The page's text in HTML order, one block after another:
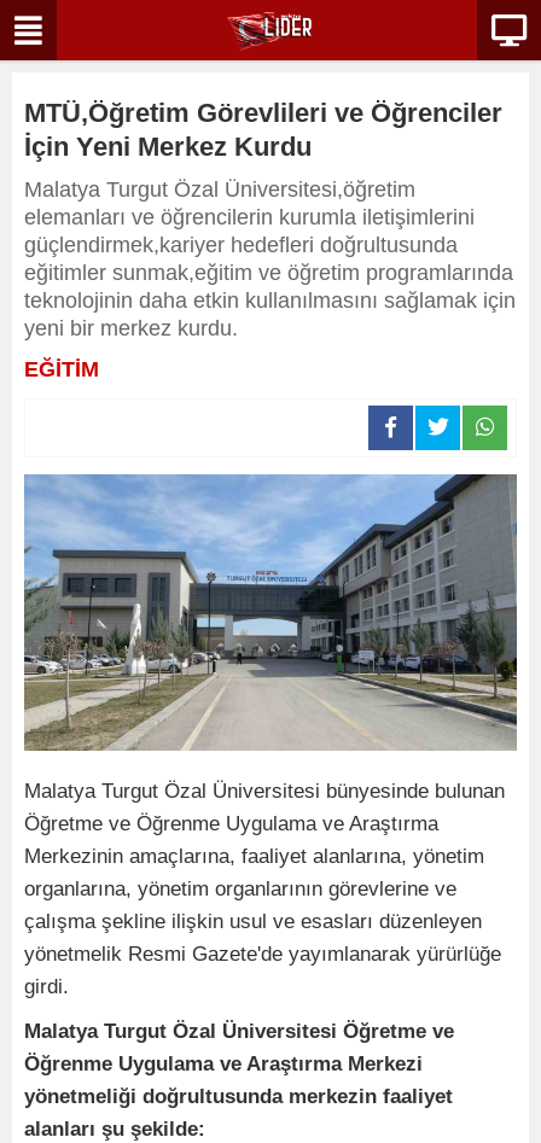
MTÜ,Öğretim Görevlileri ve Öğrenciler
İçin Yeni Merkez Kurdu
Malatya Turgut Özal Üniversitesi,öğretim
elemanları ve öğrencilerin kurumla iletişimlerini
güçlendirmek,kariyer hedefleri doğrultusunda
eğitimler sunmak,eğitim ve öğretim programlarında
teknolojinin daha etkin kullanılmasını sağlamak için
yeni bir merkez kurdu.
EĞİTİM
Malatya Turgut Özal Üniversitesi bünyesinde bulunan
Öğretme ve Öğrenme Uygulama ve Araştırma
Merkezinin amaçlarına, faaliyet alanlarına, yönetim
organlarına, yönetim organlarının görevlerine ve
çalışma şekline ilişkin usul ve esasları düzenleyen
yönetmelik Resmi Gazete'de yayımlanarak yürürlüğe
girdi.
Malatya Turgut Özal Üniversitesi Öğretme ve
Öğrenme Uygulama ve Araştırma Merkezi
yönetmeliği doğrultusunda merkezin faaliyet
alanları şu şekilde: